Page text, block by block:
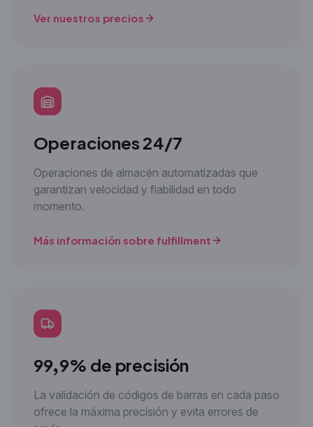
Ver nuestros precios
Operaciones 24/7
Operaciones de almacén automatizadas que
garantizan velocidad y fiabilidad en todo
momento.
Más información sobre fulfillment
99,9% de precisión
La validación de códigos de barras en cada paso
ofrece la máxima precisión y evita errores de